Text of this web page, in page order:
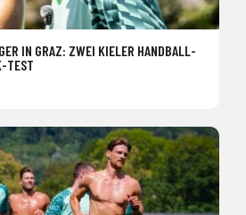
IN GRAZ: ZWEI KIELER HANDBALL-
TEST